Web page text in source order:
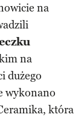
na
na
dużego
wykonano
która